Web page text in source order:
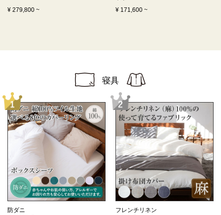
¥ 279,800 ~
¥ 171,600 ~
寝具
防ダニ
フレンチリネン